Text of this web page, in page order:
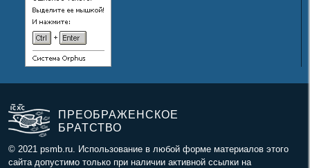
ПРЕОБРАЖЕНСКОЕ
БРАТСТВО
© 2021 psmb.ru. Использование в любой форме материалов этого
сайта допустимо только при наличии активной ссылки на